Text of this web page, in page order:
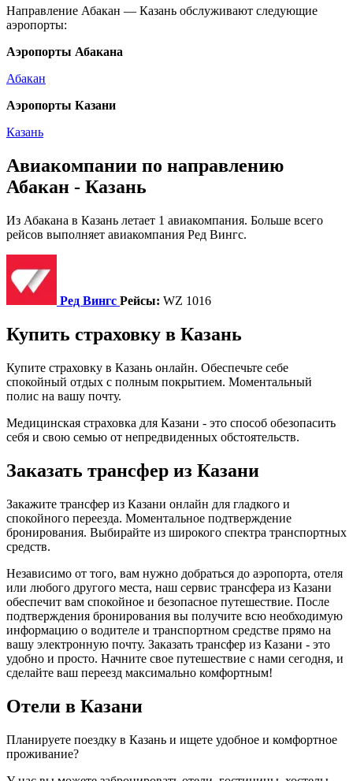
Направление Абакан — Казань обслуживают следующие
аэропорты:
Аэропорты Абакана
Абакан
Аэропорты Казани
Казань
Авиакомпании по направлению
Абакан - Казань
Из Абакана в Казань летает 1 авиакомпания. Больше всего
рейсов выполняет авиакомпания Ред Вингс.
Ред Вингс Рейсы: WZ 1016
Купить страховку в Казань
Купите страховку в Казань онлайн. Обеспечьте себе
спокойный отдых с полным покрытием. Моментальный
полис на вашу почту.
Медицинская страховка для Казани - это способ обезопасить
себя и свою семью от непредвиденных обстоятельств.
Заказать трансфер из Казани
Закажите трансфер из Казани онлайн для гладкого и
спокойного переезда. Моментальное подтверждение
бронирования. Выбирайте из широкого спектра транспортных
средств.
Независимо от того, вам нужно добраться до аэропорта, отеля
или любого другого места, наш сервис трансфера из Казани
обеспечит вам спокойное и безопасное путешествие. После
подтверждения бронирования вы получите всю необходимую
информацию о водителе и транспортном средстве прямо на
вашу электронную почту. Заказать трансфер из Казани - это
удобно и просто. Начните свое путешествие с нами сегодня, и
сделайте ваш переезд максимально комфортным!
Отели в Казани
Планируете поездку в Казань и ищете удобное и комфортное
проживание?